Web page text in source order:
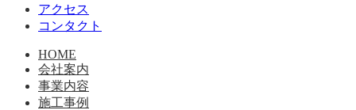
アクセス
コンタクト
HOME
会社案内
事業内容
施工事例